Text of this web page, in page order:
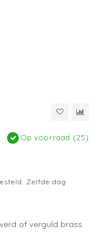
Op voorraad (25)
Zelfde dag
of verguld brass.